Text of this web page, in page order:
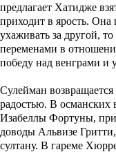
предлагает Хатидже
приходит в ярость. Она
ухаживать за другой,
переменами в
победу над венграми и
Сулейман возвращается
радостью. В османских
Изабеллы Фортуны,
доводы Альвизе
султану. В гареме